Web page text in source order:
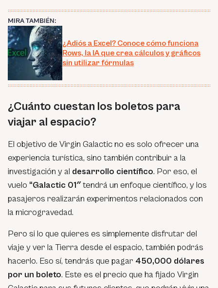
MIRA TAMBIÉN:
¿Adiós a Excel? Conoce cómo funciona
Rows, la IA que crea cálculos y gráficos
sin utilizar fórmulas
¿Cuánto cuestan los boletos para
viajar al espacio?
El objetivo de Virgin Galactic no es solo ofrecer una
experiencia turística, sino también contribuir a la
investigación y al desarrollo científico. Por eso, el
vuelo “Galactic 01″tendrá un enfoque científico, y los
pasajeros realizarán experimentos relacionados con
la microgravedad.
Pero si lo que quieres es simplemente disfrutar del
viaje y ver la Tierra desde el espacio, también podrás
hacerlo. Eso sí, tendrás que pagar 450,000 dólares
por un boleto. Este es el precio que ha fijado Virgin